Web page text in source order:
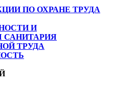
ПО ОХРАНЕ ТРУДА
И
САНИТАРИЯ
ТРУДА